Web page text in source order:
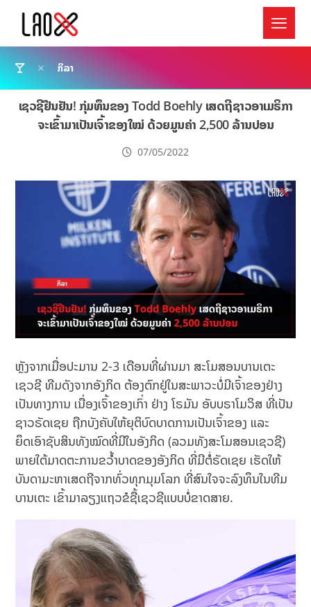
ກິລາ
ເຊວຊີຢືນຢັນ! ກຸ່ມທຶນຂອງ Todd Boehly ເສດຖີຊາວອາເມຣິກາ
ຈະເຂົ້າມາເປັນເຈົ້າຂອງໃໝ່ ດ້ວຍມູນຄ່າ 2,500 ລ້ານປອນ
07/05/2022
ຫຼັງຈາກເມື່ອປະມານ 2-3 ເດືອນທີ່ຜ່ານມາ ສະໂມສອນບານເຕະ
ເຊວຊີ ທີມດັງຈາກອັງກິດ ຕ້ອງຕົກຢູ່ໃນສະພາວະບໍ່ມີເຈົ້າຂອງຢ່າງ
ເປັນທາງການ ເນື່ອງເຈົ້າຂອງເກົ່າ ຢ່າງ ໂຣມັນ ອັບບຣາໂມວິສ ທີ່ເປັນ
ຊາວຣັດເຊຍ ຖືກບັງຄັບໃຫ້ຍຸຕິບົດບາດການເປັນເຈົ້າຂອງ ແລະ
ຍຶດເອົາຊັບສິນທັງໝົດທີ່ມີໃນອັງກິດ (ລວມທັງສະໂມສອນເຊວຊີ)
ພາຍໃຕ້ມາດຕະການຂວ້ຳບາດຂອງອັງກິດ ທີ່ມີຕໍ່ຣັດເຊຍ ເຮັດໃຫ້
ບັນດາມະຫາເສດຖີຈາກທົ່ວທຸກມຸມໂລກ ທີ່ສົນໃຈຈະລົງທຶນໃນທີມ
ບານເຕະ ເຂົ້າມາລຽງແຖວຂໍຊື້ເຊວຊີແບບບໍ່ຂາດສາຍ.